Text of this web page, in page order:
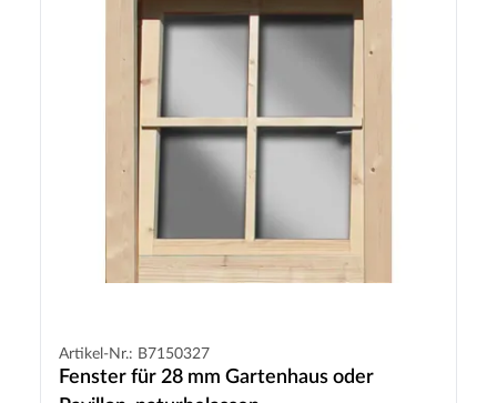
Artikel-Nr.: B7150327
Fenster für 28 mm Gartenhaus oder